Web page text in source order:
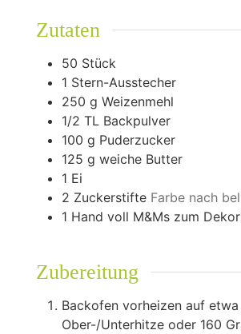
Zutaten
50 Stück
1 Stern-Ausstecher
250 g Weizenmehl
1/2 TL Backpulver
100 g Puderzucker
125 g weiche Butter
1 Ei
2 Zuckerstifte Farbe nach
1 Hand voll M&Ms zum
Zubereitung
Backofen vorheizen auf etwa
Ober-/Unterhitze oder 160